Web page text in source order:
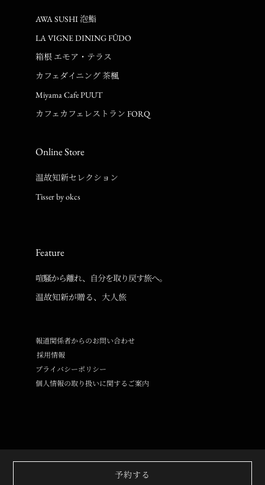
予約する
AWA SUSHI 泡鮨
LA VIGNE DINING FÛDO
箱根 エモア・テラス
カフェダイニング 茶楓
Miyama Cafe PUUT
カフェカフェレストラン FORQ
Online Store
温故知新セレクション
Tisser by okcs
Feature
喧騒から離れ、自分を取り戻す旅へ。
温故知新が贈る、大人旅
報道関係者からのお問い合わせ
採用情報
プライバシーポリシー
個人情報の取り扱いに関するご案内
© Copyright Onko Chishin inc. All Rights Reserved.